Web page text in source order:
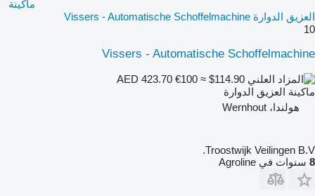
ماكينة
العزيق الدوارة Vissers - Automatische Schoffelmachine
10
Vissers - Automatische Schoffelmachine
€100 ≈ $114.90
ماكينة العزيق الدوارة
هولندا، Wernhout
Troostwijk Veilingen B.V.
8 سنوات في Agroline